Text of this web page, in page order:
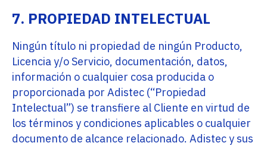
7. PROPIEDAD INTELECTUAL
Ningún título ni propiedad de ningún Producto,
Licencia y/o Servicio, documentación, datos,
información o cualquier cosa producida o
proporcionada por Adistec (“Propiedad
Intelectual”) se transfiere al Cliente en virtud de
los términos y condiciones aplicables o cualquier
documento de alcance relacionado. Adistec y sus